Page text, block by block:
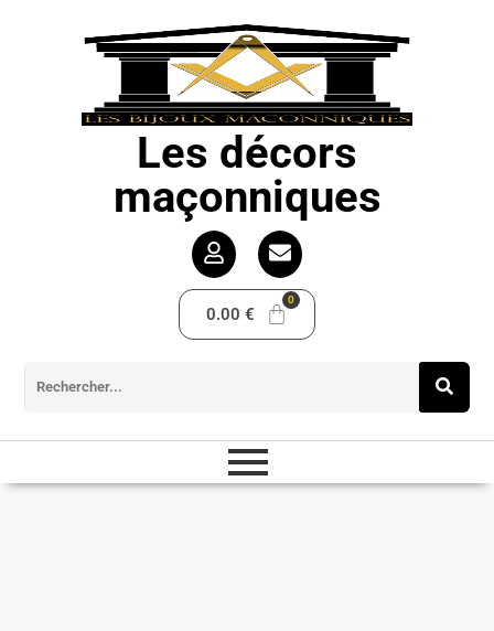
Les décors
maçonniques
0.00 €